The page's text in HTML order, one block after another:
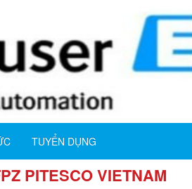
TUYỂN DỤNG
PITESCO VIETNAM